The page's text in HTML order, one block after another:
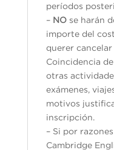
períodos
– NOse harán
importe del
querer
Coincidencia
otras
exámenes,
motivos
inscripción.
– Si por
Cambridge